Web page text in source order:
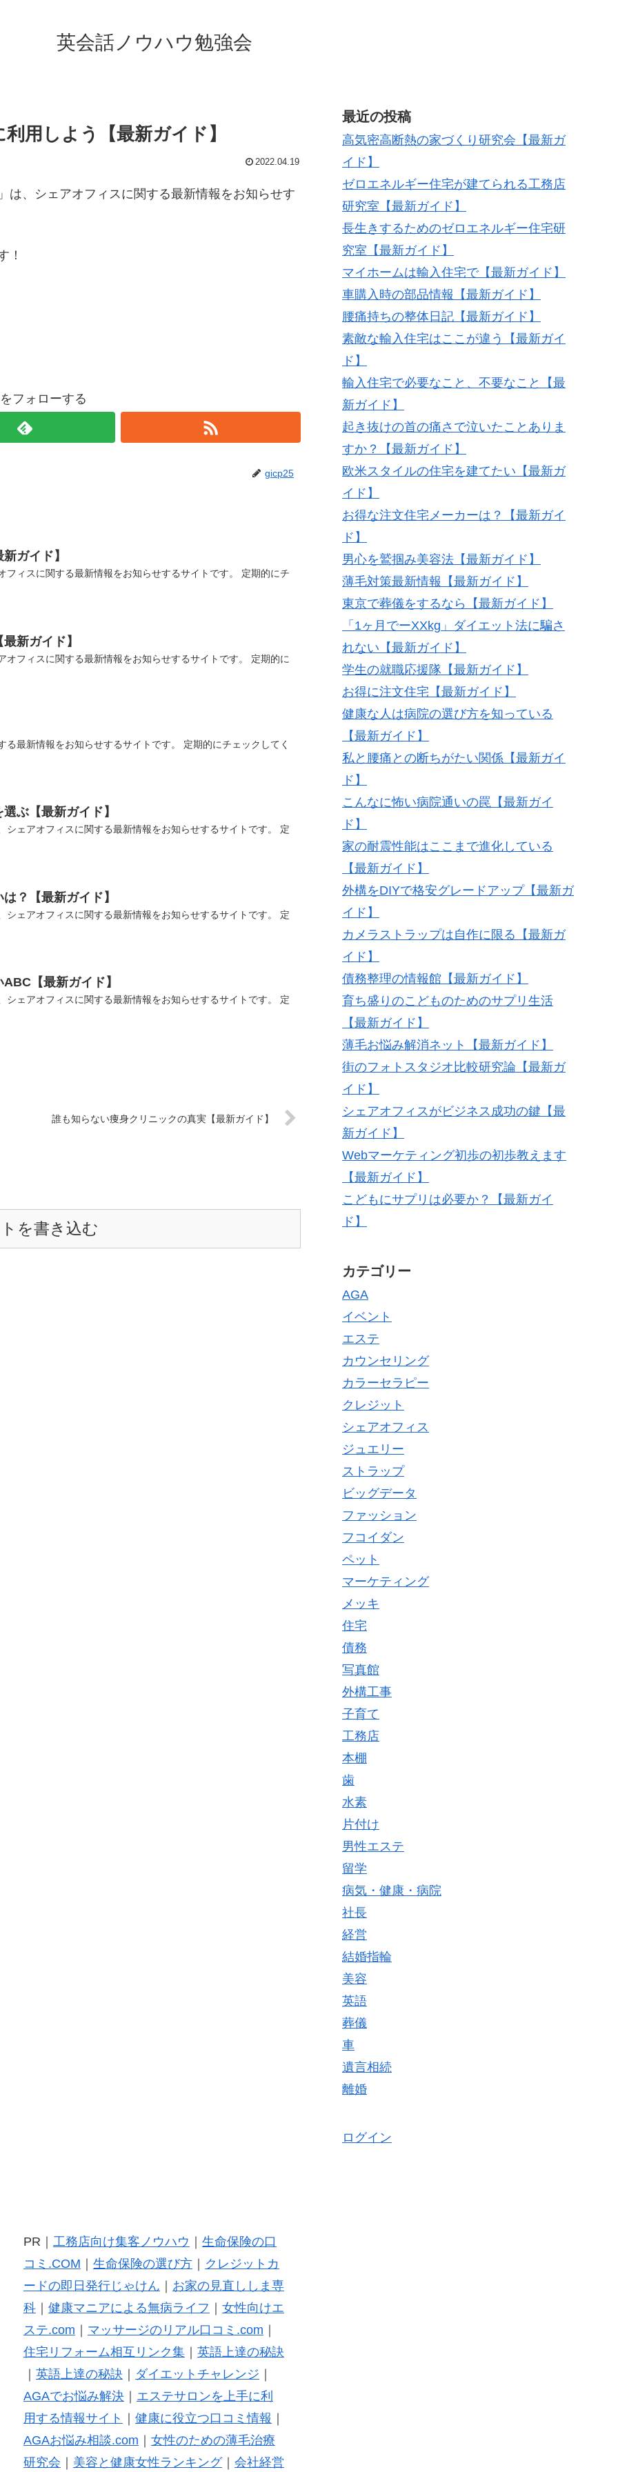
英会話ノウハウ勉強会
用しよう【最新ガイド】
2022.04.19
」は、シェアオフィスに関する最新情報をお知らせす
！
フォローする
gicp25
ガイド】
フィスに関する最新情報をお知らせするサイトです。 定期的にチ
新ガイド】
オフィスに関する最新情報をお知らせするサイトです。 定期的に
る最新情報をお知らせするサイトです。 定期的にチェックしてく
ぶ【最新ガイド】
シェアオフィスに関する最新情報をお知らせするサイトです。 定
？【最新ガイド】
シェアオフィスに関する最新情報をお知らせするサイトです。 定
【最新ガイド】
シェアオフィスに関する最新情報をお知らせするサイトです。 定
誰も知らない痩身クリニックの真実【最新ガイド】
を書き込む
最近の投稿
高気密高断熱の家づくり研究会【最新ガ
イド】
ゼロエネルギー住宅が建てられる工務店
研究室【最新ガイド】
長生きするためのゼロエネルギー住宅研
究室【最新ガイド】
マイホームは輸入住宅で【最新ガイド】
車購入時の部品情報【最新ガイド】
腰痛持ちの整体日記【最新ガイド】
素敵な輸入住宅はここが違う【最新ガイ
ド】
輸入住宅で必要なこと、不要なこと【最
新ガイド】
起き抜けの首の痛さで泣いたことありま
すか？【最新ガイド】
欧米スタイルの住宅を建てたい【最新ガ
イド】
お得な注文住宅メーカーは？【最新ガイ
ド】
男心を鷲掴み美容法【最新ガイド】
薄毛対策最新情報【最新ガイド】
東京で葬儀をするなら【最新ガイド】
「1ヶ月でーXXkg」ダイエット法に騙さ
れない【最新ガイド】
学生の就職応援隊【最新ガイド】
お得に注文住宅【最新ガイド】
健康な人は病院の選び方を知っている
【最新ガイド】
私と腰痛との断ちがたい関係【最新ガイ
ド】
こんなに怖い病院通いの罠【最新ガイ
ド】
家の耐震性能はここまで進化している
【最新ガイド】
外構をDIYで格安グレードアップ【最新ガ
イド】
カメラストラップは自作に限る【最新ガ
イド】
債務整理の情報館【最新ガイド】
育ち盛りのこどものためのサプリ生活
【最新ガイド】
薄毛お悩み解消ネット【最新ガイド】
街のフォトスタジオ比較研究論【最新ガ
イド】
シェアオフィスがビジネス成功の鍵【最
新ガイド】
Webマーケティング初歩の初歩教えます
【最新ガイド】
こどもにサプリは必要か？【最新ガイ
ド】
カテゴリー
AGA
イベント
エステ
カウンセリング
カラーセラピー
クレジット
シェアオフィス
ジュエリー
ストラップ
ビッグデータ
ファッション
フコイダン
ペット
マーケティング
メッキ
住宅
債務
写真館
外構工事
子育て
工務店
本棚
歯
水素
片付け
男性エステ
留学
病気・健康・病院
社長
経営
結婚指輪
美容
英語
葬儀
車
遺言相続
離婚
ログイン
PR｜ 工務店向け集客ノウハウ
生命保険の口
コミ.COM
生命保険の選び方｜
クレジットカ
ードの即日発行じゃけん
お家の見直ししま専
科｜ 健康マニアによる無病ライフ
女性向けエ
ステ.com
マッサージのリアル口コミ.com
住宅リフォーム相互リンク集｜ 英語上達の秘訣
英語上達の秘訣 ダイエットチャレンジ
AGAでお悩み解決｜ エステサロンを上手に利
用する情報サイト
健康に役立つ口コミ情報
AGAお悩み相談.com
女性のための薄毛治療
研究会
美容と健康女性ランキング｜ 会社経営